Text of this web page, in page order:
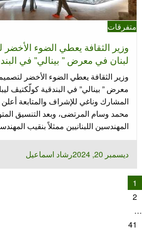
متفرقات
وزير الثقافة يعطي الضوء
لبنان في معرض ” بينالي” في
وزير الثقافة يعطي الضوء الأخضر
معرض ” بينالي” في البندقية كولّكتيڤ
المشارك وناغي للإشراف والمتابعة أعلن
محمد وسام المرتضى، وبعد التنسيق
المهندسين اللبنانيين ممثلاً بنقيب
نُشر
في
ديسمبر 20, 2024 رشاد اسماعيل
تعدد
صفحات
المقالات
1
2
…
41